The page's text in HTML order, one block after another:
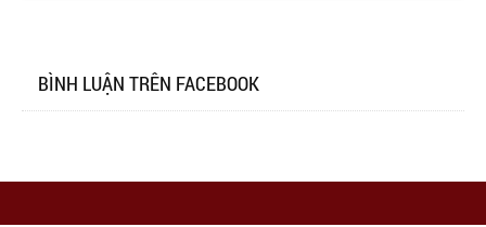
BÌNH LUẬN TRÊN FACEBOOK